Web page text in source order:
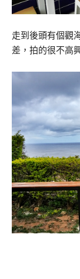
走到後頭有個觀
差，拍的很不高